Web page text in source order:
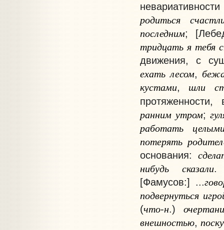
родиться
последним;
тридцать я тебя
движения, с
ехать лесом,
кустами, шли
протяженности,
ранним утром;
работать
потерять
основания:
нибудь
сказали.
[Фамусов:] ...
подвернуться
(что-н.)
внешностью,